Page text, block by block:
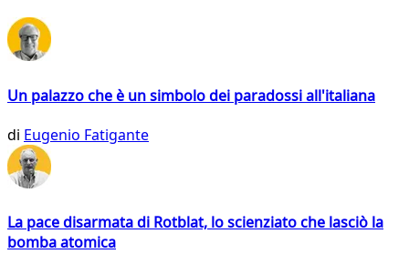
Un palazzo che è un simbolo dei paradossi all'italiana
di Eugenio Fatigante
La pace disarmata di Rotblat, lo scienziato che lasciò la
bomba atomica